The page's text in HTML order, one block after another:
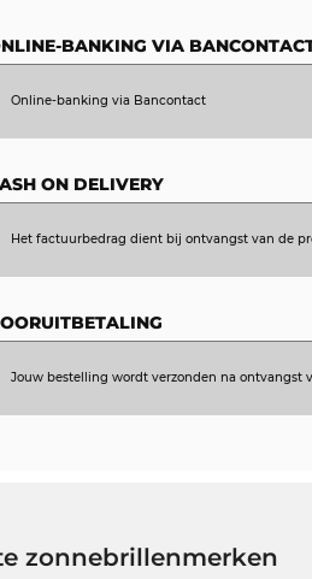
BANKING VIA
Online-banking via Bancontact
ON DELIVERY
Het factuurbedrag dient bij ontvangst van de
Jouw bestelling wordt verzonden na ontvangst
zonnebrillenmerken